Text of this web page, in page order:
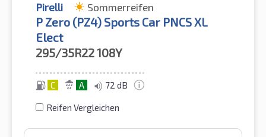
Pirelli Sommerreifen
P Zero (PZ4) Sports Car PNCS XL
Elect
295/35R22108Y
C A 72 dB
Reifen Vergleichen